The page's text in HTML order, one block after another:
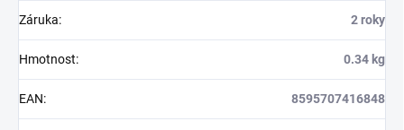
Záruka: 2 roky
Hmotnost: 0.34 kg
EAN: 8595707416848